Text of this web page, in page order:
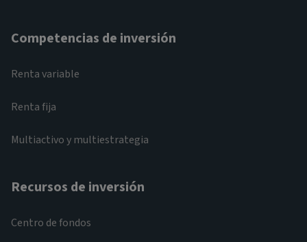
Competencias de inversión
Renta variable
Renta fija
Multiactivo y multiestrategia
Recursos de inversión
Centro de fondos